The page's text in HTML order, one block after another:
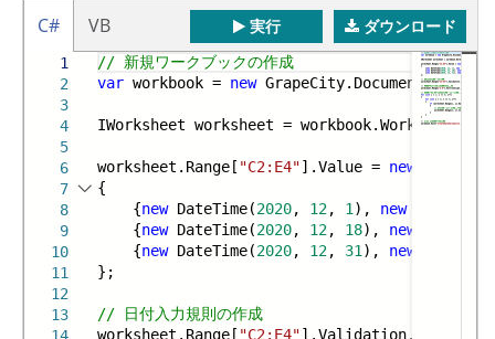
C# VB 実行 ダウンロード
1
2
3
4
5
6
7
8
9
10
11
12
13
// 新規ワークブックの作成
var workbook = new
IWorksheet worksheet = workbook.Worksheets[
worksheet.Range[ "C2:E4"].Value = new
{
{newDateTime(2020, 12, 1 ), newDateTime(
{newDateTime(2020, 12, 18), new
{newDateTime(2020, 12, 31 ), new
};
// 日付入力規則の作成
worksheet.Range[ "C2:E4"